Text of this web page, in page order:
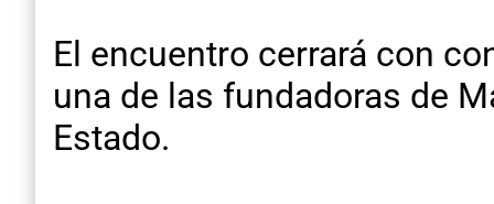
El encuentro cerrará con
una de las fundadoras de
Estado.